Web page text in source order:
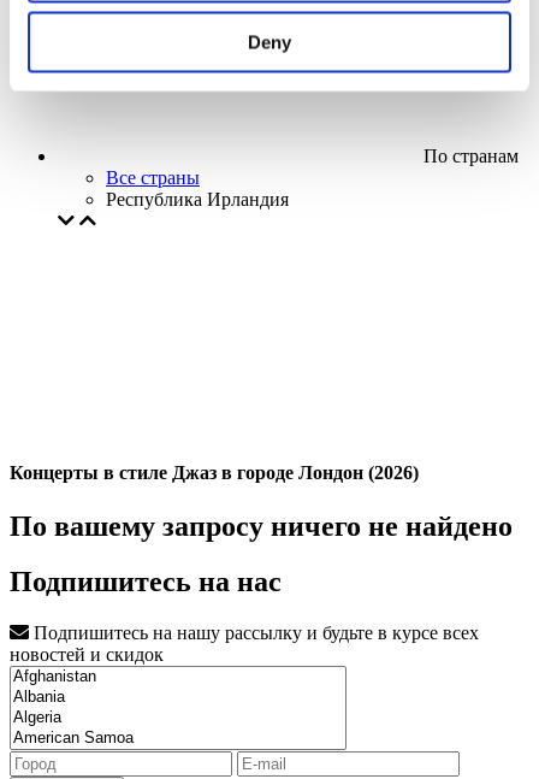
Deny
По странам
Все страны
Республика Ирландия
Концерты в стиле Джаз в городе Лондон (2026)
По вашему запросу ничего не найдено
Подпишитесь на нас
Подпишитесь на нашу рассылку и будьте в курсе всех
новостей и скидок